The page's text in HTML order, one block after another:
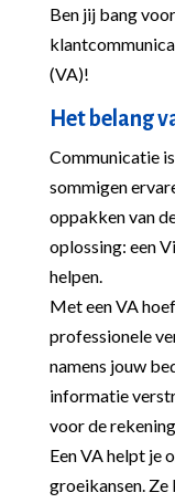
Ben jij bang
(VA)!
Het belang
Communicatie
sommigen
oppakken van
oplossing: een
helpen.
Met een VA
professionele
namens jouw
informatie
voor de
Een VA helpt je
groeikansen. Ze